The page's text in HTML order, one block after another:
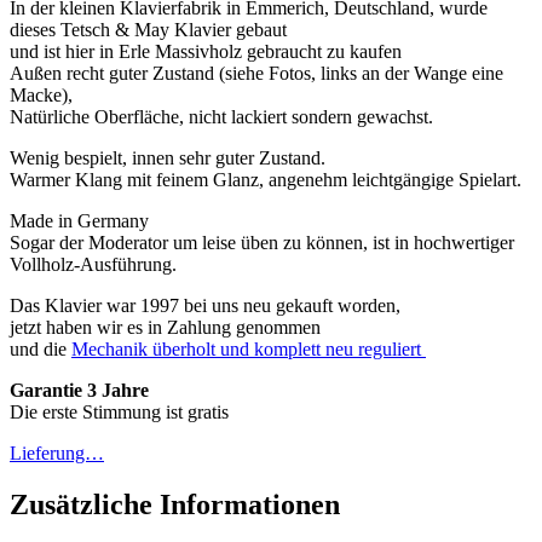
In der kleinen Klavierfabrik in Emmerich, Deutschland, wurde
dieses Tetsch & May Klavier gebaut
und ist hier in Erle Massivholz gebraucht zu kaufen
Außen recht guter Zustand (siehe Fotos, links an der Wange eine
Macke),
Natürliche Oberfläche, nicht lackiert sondern gewachst.
Wenig bespielt, innen sehr guter Zustand.
Warmer Klang mit feinem Glanz, angenehm leichtgängige Spielart.
Made in Germany
Sogar der Moderator um leise üben zu können, ist in hochwertiger
Vollholz-Ausführung.
Das Klavier war 1997 bei uns neu gekauft worden,
jetzt haben wir es in Zahlung genommen
und die Mechanik überholt und komplett neu reguliert
Garantie 3 Jahre
Die erste Stimmung ist gratis
Lieferung…
Zusätzliche Informationen